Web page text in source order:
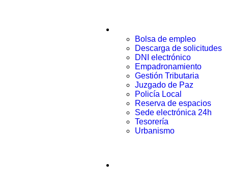
Bolsa de empleo
Descarga de solicitudes
DNI electrónico
Empadronamiento
Gestión Tributaria
Juzgado de Paz
Policía Local
Reserva de espacios
Sede electrónica 24h
Tesorería
Urbanismo